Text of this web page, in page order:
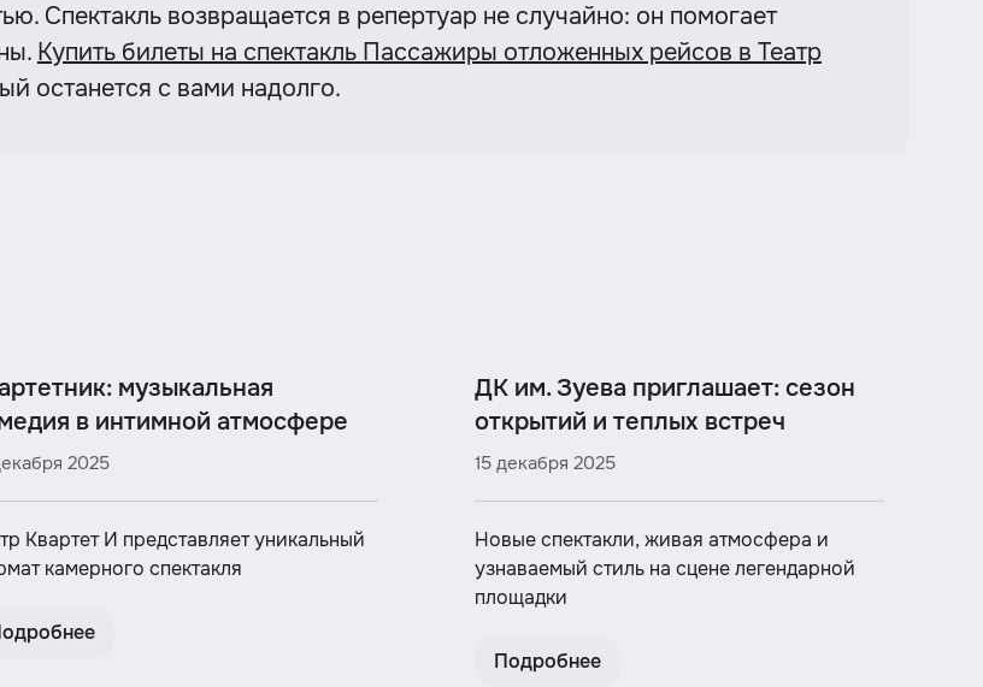
Спектакль возвращается в репертуар не случайно: он помогает
Купить билеты на спектакль Пассажиры отложенных рейсов в Театр
останется с вами надолго.
музыкальная
в интимной атмосфере
2025
Квартет И представляет уникальный
камерного спектакля
ДК им. Зуева приглашает: сезон
открытий и теплых встреч
15 декабря 2025
Новые спектакли, живая атмосфера и
узнаваемый стиль на сцене легендарной
площадки
Подробнее